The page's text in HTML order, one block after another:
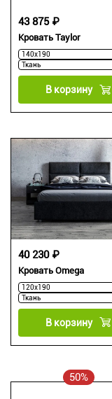
Кровать Taylor
43 875 ₽
В корзину
Кровать Omega
40 230 ₽
В корзину
50%